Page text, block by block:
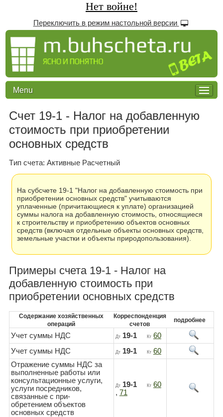
Нет войне!
Переключить в режим настольной версии
Menu
Счет 19-1 - Налог на добавленную
стоимость при приобретении
основных средств
Tип счета: Активные Расчетный
На субсчете 19-1 "Налог на добавленную стоимость при
приобретении основных средств" учитываются
уплаченные (причитающиеся к уплате) организацией
суммы налога на добавленную стоимость, относящиеся
к строительству и приобретению объектов основных
средств (включая отдельные объекты основных средств,
земельные участки и объекты природопользования).
Примеры счета 19-1 - Налог на
добавленную стоимость при
приобретении основных средств
Содержание хозяйственных
операций
Корреспонденция
счетов
подробнее
Учет суммы НДС Дт 19-1 Кт 60
Учет суммы НДС
Дт 19-1 Кт 60
Отражение суммы НДС за
выполненные работы или
консультационные услуги,
услуги посредников,
связанные с при-
обретением объектов
основных средств
Дт 19-1 Кт 60
, 71